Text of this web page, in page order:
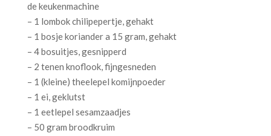
de keukenmachine
– 1 lombok chilipepertje, gehakt
– 1 bosje koriander a 15 gram, gehakt
– 4 bosuitjes, gesnipperd
– 2 tenen knoflook, fijngesneden
– 1 (kleine) theelepel komijnpoeder
– 1 ei, geklutst
– 1 eetlepel sesamzaadjes
– 50 gram broodkruim